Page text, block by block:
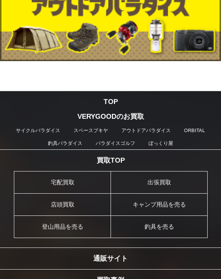
TOP
VERYGOODのお買取
サイクルパラダイス スペースブキヤ アウトドアパラダイス ORBITAL
釣具パラダイス パラダイスゴルフ ぼっくり屋
買取TOP
宅配買取 出張買取
店頭買取 キャンプ用品を売る
登山用品を売る 釣具を売る
通販サイト